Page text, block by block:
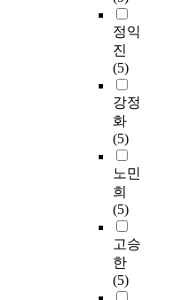
정익
진
(5)
강정
화
(5)
노민
희
(5)
고승
한
(5)